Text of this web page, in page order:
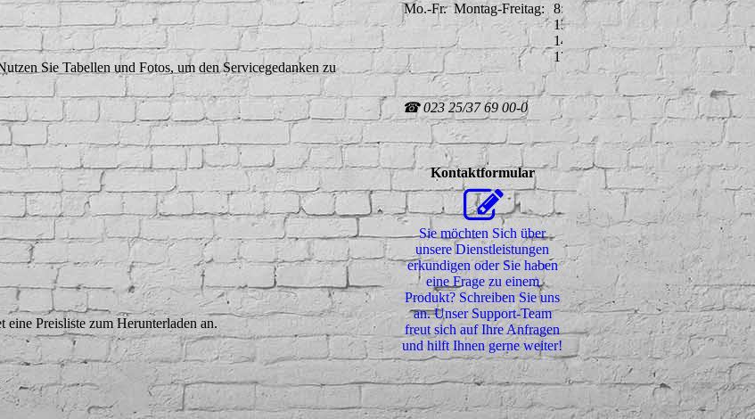
Sie Tabellen und Fotos, um den Servicegedanken zu
Preisliste zum Herunterladen an.
Mo.-Fr.Montag-Freitag:
8:00-
13:00
14:00-
17:00
☎ 023 25/37 69 00-0
Kontaktformular
Sie möchten Sich über
unsere Dienstleistungen
erkundigen oder Sie haben
eine Frage zu einem
Produkt? Schreiben Sie uns
an. Unser Support-Team
freut sich auf Ihre Anfragen
und hilft Ihnen gerne weiter!